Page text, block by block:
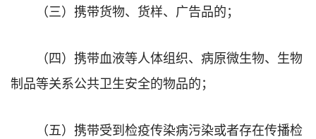
（三）携带货物、货样、广告品的；
（四）携带血液等人体组织、病原微生物、生物
制品等关系公共卫生安全的物品的；
（五）携带受到检疫传染病污染或者存在传播检